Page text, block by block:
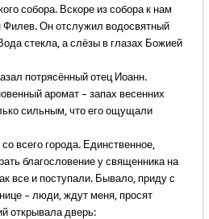
собора. Вскоре из собора к нам
Филев. Он отслужил водосвятный
стекла, а слёзы в глазах Божией
потрясённый отец Иоанн.
аромат – запах весенних
сильным, что его ощущали
всего города. Единственное,
благословение у священника на
все и поступали. Бывало, приду с
– люди, ждут меня, просят
открывала дверь: